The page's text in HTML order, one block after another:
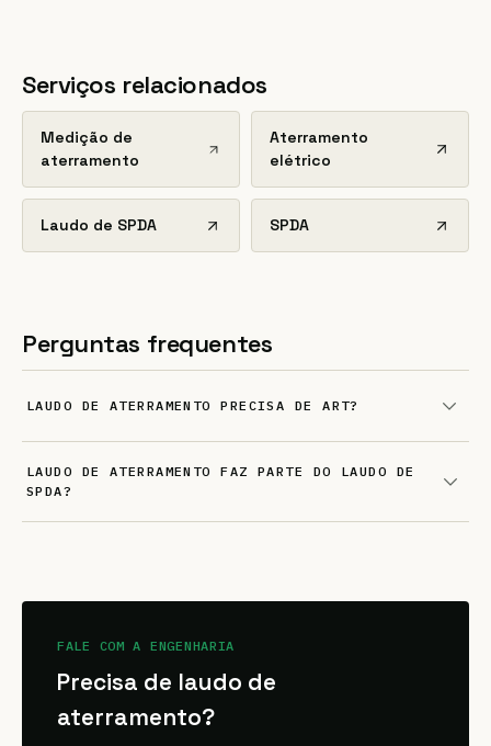
Serviços relacionados
Medição de
aterramento
Aterramento
elétrico
Laudo de SPDA SPDA
Perguntas frequentes
LAUDO DE ATERRAMENTO PRECISA DE ART?
LAUDO DE ATERRAMENTO FAZ PARTE DO LAUDO DE
SPDA?
FALE COM A ENGENHARIA
Precisa de laudo de
aterramento?